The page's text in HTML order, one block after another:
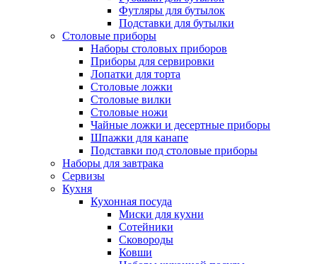
Футляры для бутылок
Подставки для бутылки
Столовые приборы
Наборы столовых приборов
Приборы для сервировки
Лопатки для торта
Столовые ложки
Столовые вилки
Столовые ножи
Чайные ложки и десертные приборы
Шпажки для канапе
Подставки под столовые приборы
Наборы для завтрака
Сервизы
Кухня
Кухонная посуда
Миски для кухни
Сотейники
Сковороды
Ковши